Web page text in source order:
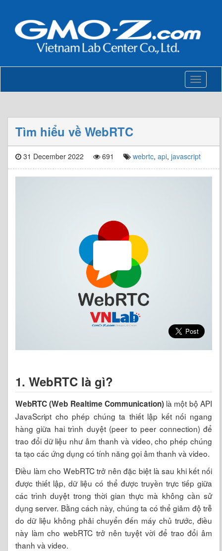
Toggle
Tìm hiểu về WebRTC
31 December 2022 691 webrtc, api, javascript
1. WebRTC là gì?
WebRTC (Web Realtime Communication)là một bộ API
JavaScript cho phép chúng ta thiết lập kết nối ngang
hàng giữa hai trình duyệt (peer to peer connection) để
trao đổi dữ liệu như âm thanh và video, cho phép chúng
ta tạo các ứng dụng có tính năng gọi âm thanh và video.
Điều làm cho WebRTC trở nên đặc biệt là sau khi kết nối
được thiết lập, dữ liệu có thể được truyền trực tiếp giữa
các trình duyệt trong thời gian thực mà không cần sử
dụng server. Bằng cách này, chúng ta có thể giảm độ trễ
do dữ liệu không phải chuyển đến máy chủ trước, điều
này làm cho webRTC trở nên tuyệt vời để trao đổi âm
thanh và video.